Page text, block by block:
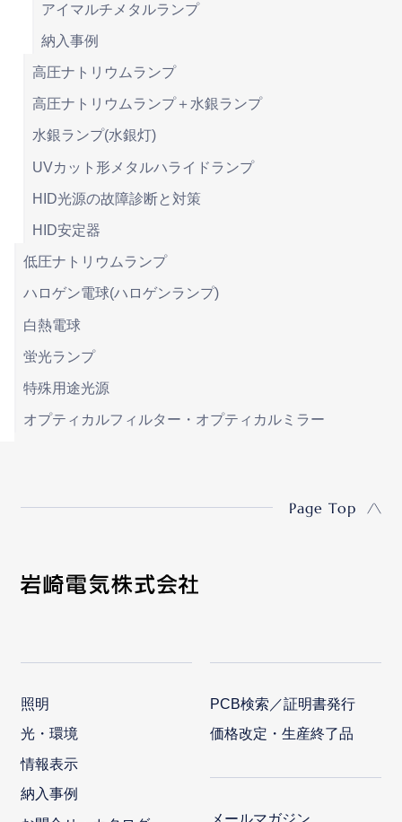
アイマルチメタルランプ
納入事例
高圧ナトリウムランプ
高圧ナトリウムランプ＋水銀ランプ
水銀ランプ(水銀灯)
UVカット形メタルハライドランプ
HID光源の故障診断と対策
HID安定器
低圧ナトリウムランプ
ハロゲン電球(ハロゲンランプ)
白熱電球
蛍光ランプ
特殊用途光源
オプティカルフィルター・オプティカルミラー
Page Top
照明
光・環境
情報表示
納入事例
PCB検索／証明書発行
価格改定・生産終了品
メールマガジン